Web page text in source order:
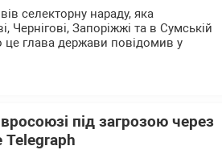
селекторну нараду, яка
Чернігові, Запоріжжі та в Сумській
це глава держави повідомив у
під загрозою через
Telegraph